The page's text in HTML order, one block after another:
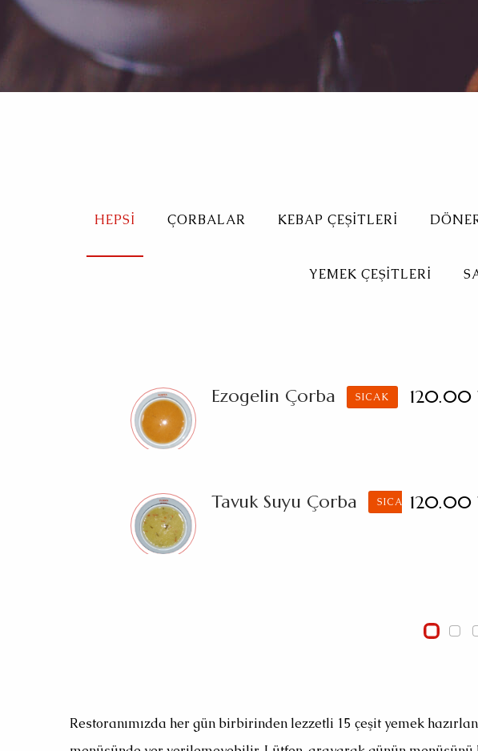
HEPSI ÇORBALAR KEBAP ÇEŞITLERI
YEMEK ÇEŞITLERI
Ezogelin Çorba SICAK 120.00
Tavuk Suyu Çorba SICAK 120.00
Restoranımızda her gün birbirinden lezzetli 15 çeşit yemek